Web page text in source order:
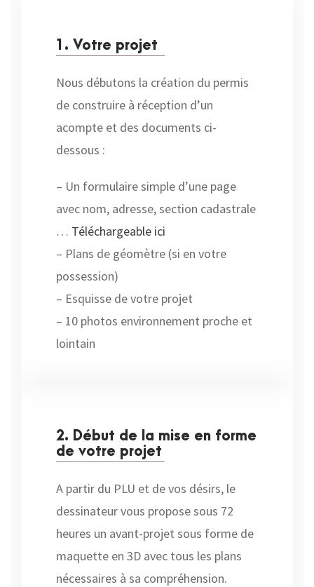
1. Votre projet
Nous débutons la création du permis
de construire à réception d’un
acompte et des documents ci-
dessous :
– Un formulaire simple d’une page
avec nom, adresse, section cadastrale
… Téléchargeable ici
– Plans de géomètre (si en votre
possession)
– Esquisse de votre projet
– 10 photos environnement proche et
lointain
2. Début de la mise en forme
de votre projet
A partir du PLU et de vos désirs, le
dessinateur vous propose sous 72
heures un avant-projet sous forme de
maquette en 3D avec tous les plans
nécessaires à sa compréhension.